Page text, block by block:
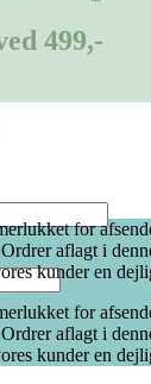
499,-
for
aflagt i
kunder en
for
aflagt i
kunder en